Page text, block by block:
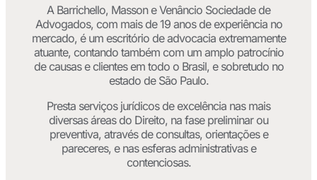
A Barrichello, Masson e Venâncio Sociedade de
Advogados, com mais de 19 anos de experiência no
mercado, é um escritório de advocacia extremamente
atuante, contando também com um amplo patrocínio
de causas e clientes em todo o Brasil, e sobretudo no
estado de São Paulo.
Presta serviços jurídicos de excelência nas mais
diversas áreas do Direito, na fase preliminar ou
preventiva, através de consultas, orientações e
pareceres, e nas esferas administrativas e
contenciosas.